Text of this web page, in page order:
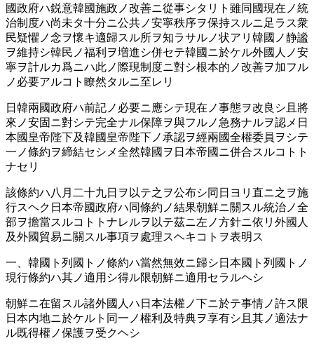
國政府ハ鋭意韓國施政ノ改善ニ從事シタリト雖同國現在ノ統
治制度ハ尚未タ十分ニ公共ノ安寧秩序ヲ保持スルニ足ラス衆
民疑懼ノ念ヲ懷キ適歸スル所ヲ知ラサルノ状アリ韓國ノ静謐
ヲ維持シ韓民ノ福利ヲ増進シ併セテ韓國ニ於ケル外國人ノ安
寧ヲ計ルカ爲ニハ此ノ際現制度ニ對シ根本的ノ改善ヲ加フル
ノ必要アルコト瞭然タルニ至レリ
日韓兩國政府ハ前記ノ必要ニ應シテ現在ノ事態ヲ改良シ且將
來ノ安固ニ對シテ完全ナル保障ヲ與フルノ急務ナルヲ認メ日
本國皇帝陛下及韓國皇帝陛下ノ承認ヲ經兩國全權委員ヲシテ
一ノ條約ヲ締結セシメ全然韓國ヲ日本帝國ニ併合スルコトト
ナセリ
該條約ハ八月二十九日ヲ以テ之ヲ公布シ同日ヨリ直ニ之ヲ施
行スヘク日本帝國政府ハ同條約ノ結果朝鮮ニ關スル統治ノ全
部ヲ擔當スルコトトナレルヲ以テ茲ニ左ノ方針ニ依リ外國人
及外國貿易ニ關スル事項ヲ處理スヘキコトヲ表明ス
一、韓國ト列國トノ條約ハ當然無效ニ歸シ日本國ト列國トノ
現行條約ハ其ノ適用シ得ル限朝鮮ニ適用セラルヘシ
朝鮮ニ在留スル諸外國人ハ日本法權ノ下ニ於テ事情ノ許ス限
日本内地ニ於ケルト同一ノ權利及特典ヲ享有シ且其ノ適法ナ
ル既得權ノ保護ヲ受クヘシ